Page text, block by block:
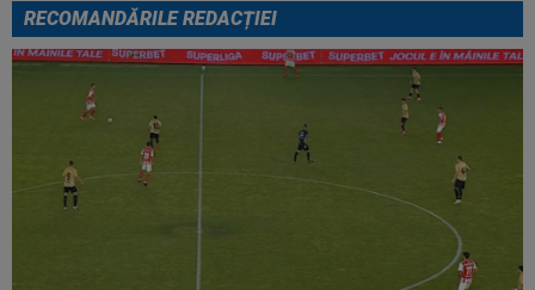
RECOMANDĂRILE REDACȚIEI